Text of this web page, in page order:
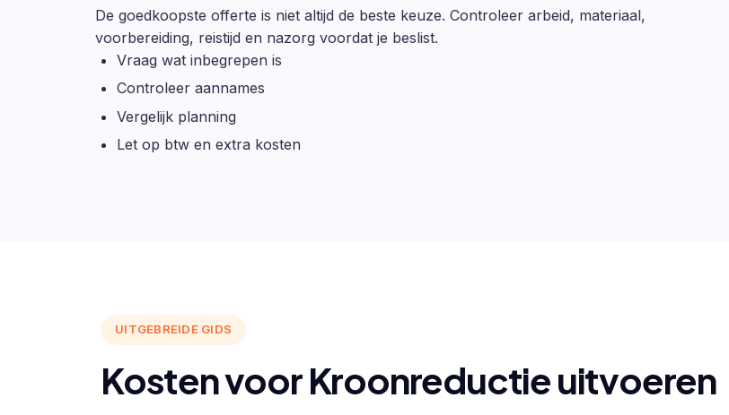
De goedkoopste offerte is niet altijd de beste keuze. Controleer arbeid, materiaal,
voorbereiding, reistijd en nazorg voordat je beslist.
Vraag wat inbegrepen is
Controleer aannames
Vergelijk planning
Let op btw en extra kosten
UITGEBREIDE GIDS
Kosten voor Kroonreductie uitvoeren